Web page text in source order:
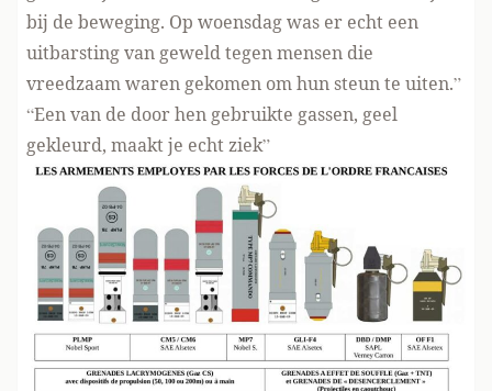
bij de beweging. Op woensdag was er echt een
uitbarsting van geweld tegen mensen die
vreedzaam waren gekomen om hun steun te uiten.”
“Een van de door hen gebruikte gassen, geel
gekleurd, maakt je echt ziek”